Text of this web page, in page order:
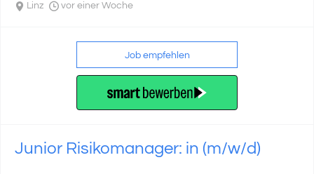
Linz vor einer Woche
Job empfehlen
Junior Risikomanager: in (m/w/d)